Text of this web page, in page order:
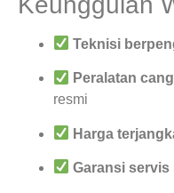
Teknisi
Peralatan
resmi
Harga
Garansi servis